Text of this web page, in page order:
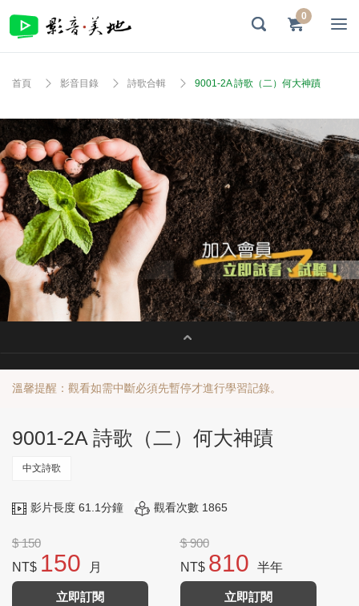
0
首頁 影音目錄 詩歌合輯 9001-2A 詩歌（二）何大神蹟
溫馨提醒：觀看如需中斷必須先暫停才進行學習記錄。
9001-2A 詩歌（二）何大神蹟
中文詩歌
影片長度 61.1分鐘 觀看次數 1865
$ 150
NT$ 150 月
立即訂閱
$ 900
NT$ 810 半年
立即訂閱